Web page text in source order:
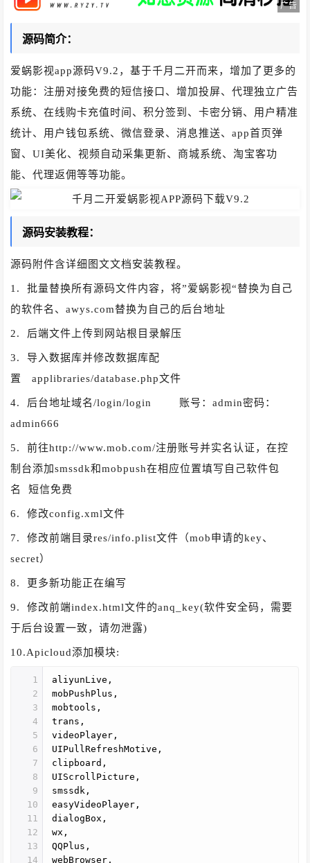
广告
源码简介：
爱蜗影视app源码V9.2，基于千月二开而来，增加了更多的
功能：注册对接免费的短信接口、增加投屏、代理独立广告
系统、在线购卡充值时间、积分签到、卡密分销、用户精准
统计、用户钱包系统、微信登录、消息推送、app首页弹
窗、UI美化、视频自动采集更新、商城系统、淘宝客功
能、代理返佣等等功能。
源码安装教程：
源码附件含详细图文文档安装教程。
1. 批量替换所有源码文件内容，将”爱蜗影视“替换为自己
的软件名、awys.com替换为自己的后台地址
2. 后端文件上传到网站根目录解压
3. 导入数据库并修改数据库配
置 applibraries/database.php文件
4. 后台地址域名/login/login 账号：admin密码：
admin666
5. 前往http://www.mob.com/注册账号并实名认证，在控
制台添加smssdk和mobpush在相应位置填写自己软件包
名 短信免费
6. 修改config.xml文件
7. 修改前端目录res/info.plist文件（mob申请的key、
secret）
8. 更多新功能正在编写
9. 修改前端index.html文件的anq_key(软件安全码，需要
于后台设置一致，请勿泄露)
10.Apicloud添加模块:
1
2
3
4
5
6
7
8
9
10
11
12
13
14
aliyunLive,
mobPushPlus,
mobtools,
trans,
videoPlayer,
UIPullRefreshMotive,
clipboard,
UIScrollPicture,
smssdk,
easyVideoPlayer,
dialogBox,
wx,
QQPlus,
webBrowser,